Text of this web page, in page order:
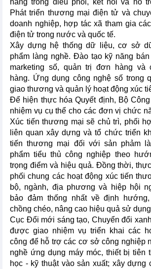
Phát triển thương mại điện tử và
doanh nghiệp, hợp tác xã tham gia
điện tử trong nước và quốc tế.
Xây dựng hệ thống dữ liệu, cơ sở
phẩm làng nghề. Đào tạo kỹ năng
marketing số, quản trị đơn hàng và
hàng. Ứng dụng công nghệ số trong
giao thương và quản lý hoạt động xúc
Để hiện thực hóa Quyết định, Bộ
nhiệm vụ cụ thể cho các đơn vị chức
Xúc tiến thương mại sẽ chủ trì, phối
liên quan xây dựng và tổ chức triển
tiến thương mại đối với sản phảm
phẩm tiểu thủ công nghiệp theo
trọng điểm và hiệu quả. Đồng thời,
phối chung các hoạt động xúc tiến
bộ, ngành, địa phương và hiệp hội
bảo đảm thống nhất về định
chồng chéo, nâng cao hiệu quả sử
Cục Đổi mới sáng tạo, Chuyển đổi
được giao nhiệm vụ triển khai các
công để hỗ trợ các cơ sở công nghiệp
nghề ứng dụng máy móc, thiết bị tiên
học - kỹ thuật vào sản xuất; xây dựng